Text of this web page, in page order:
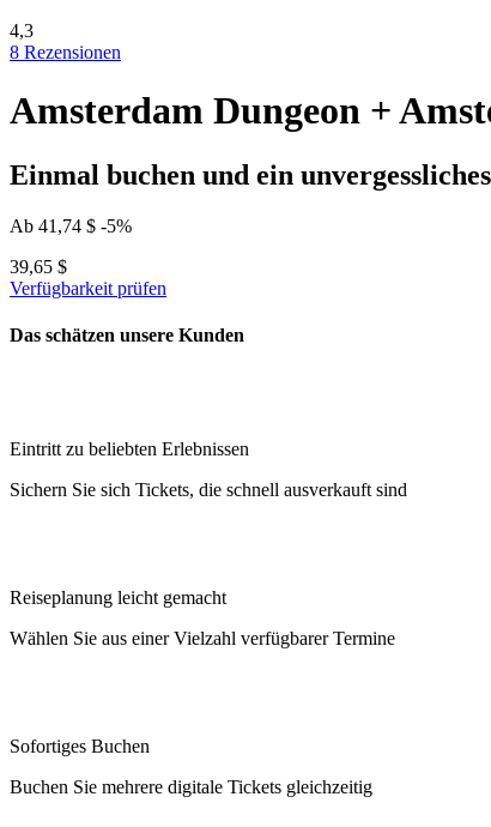
4,3
8 Rezensionen
Amsterdam Dungeon +
Einmal buchen und ein
Ab 41,74 $ -5%
39,65 $
Verfügbarkeit prüfen
Das schätzen unsere Kunden
Eintritt zu beliebten Erlebnissen
Sichern Sie sich Tickets, die schnell ausverkauft sind
Reiseplanung leicht gemacht
Wählen Sie aus einer Vielzahl verfügbarer Termine
Sofortiges Buchen
Buchen Sie mehrere digitale Tickets gleichzeitig